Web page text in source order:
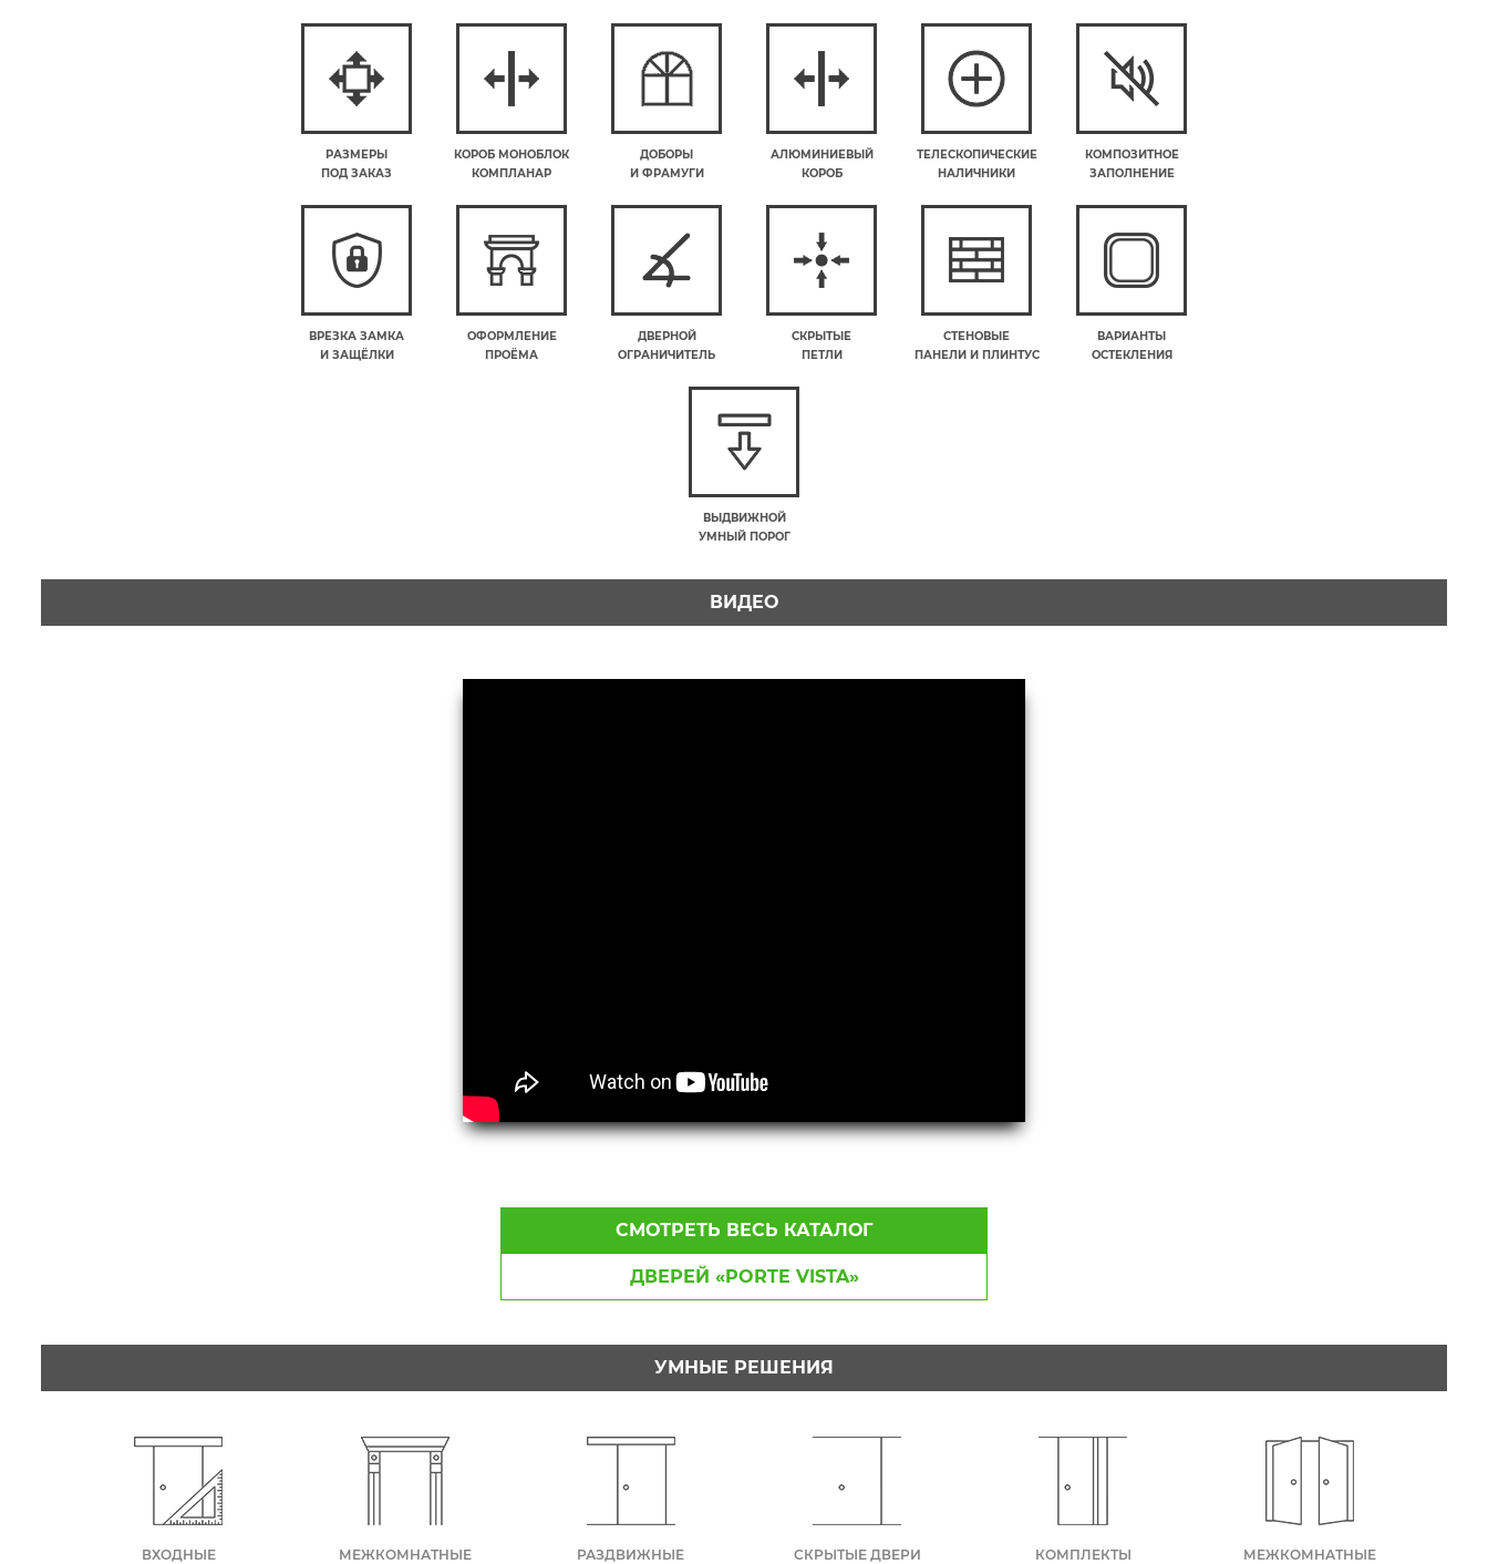
РАЗМЕРЫ
ПОД ЗАКАЗ
КОРОБ МОНОБЛОК
КОМПЛАНАР
ДОБОРЫ
И ФРАМУГИ
АЛЮМИНИЕВЫЙ
КОРОБ
ТЕЛЕСКОПИЧЕСКИЕ
НАЛИЧНИКИ
КОМПОЗИТНОЕ
ЗАПОЛНЕНИЕ
ВРЕЗКА ЗАМКА
И ЗАЩЁЛКИ
ОФОРМЛЕНИЕ
ПРОЁМА
ДВЕРНОЙ
ОГРАНИЧИТЕЛЬ
СКРЫТЫЕ
ПЕТЛИ
СТЕНОВЫЕ
ПАНЕЛИ И ПЛИНТУС
ВАРИАНТЫ
ОСТЕКЛЕНИЯ
ВЫДВИЖНОЙ
УМНЫЙ ПОРОГ
ВИДЕО
СМОТРЕТЬ ВЕСЬ КАТАЛОГ
ДВЕРЕЙ «PORTE VISTA»
УМНЫЕ РЕШЕНИЯ
ВХОДНЫЕ МЕЖКОМНАТНЫЕ РАЗДВИЖНЫЕ СКРЫТЫЕ ДВЕРИ КОМПЛЕКТЫ МЕЖКОМНАТНЫЕ